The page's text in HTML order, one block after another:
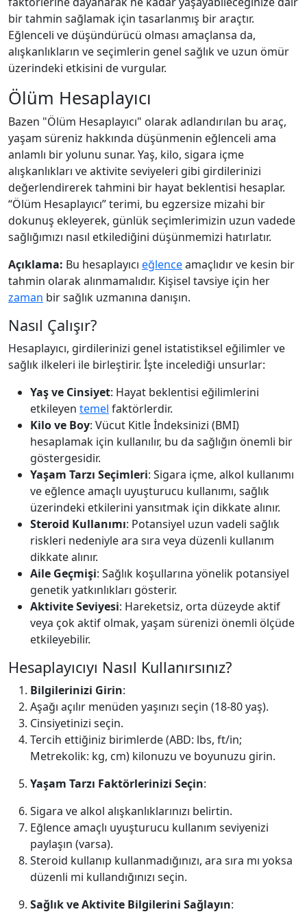
bir tahmin sağlamak için tasarlanmış bir araçtır.
Eğlenceli ve düşündürücü olması amaçlansa da,
alışkanlıkların ve seçimlerin genel sağlık ve uzun ömür
üzerindeki etkisini de vurgular.
Ölüm Hesaplayıcı
Bazen "Ölüm Hesaplayıcı" olarak adlandırılan bu araç,
yaşam süreniz hakkında düşünmenin eğlenceli ama
anlamlı bir yolunu sunar. Yaş, kilo, sigara içme
alışkanlıkları ve aktivite seviyeleri gibi girdilerinizi
değerlendirerek tahmini bir hayat beklentisi hesaplar.
“Ölüm Hesaplayıcı” terimi, bu egzersize mizahi bir
dokunuş ekleyerek, günlük seçimlerimizin uzun vadede
sağlığımızı nasıl etkilediğini düşünmemizi hatırlatır.
Açıklama: Bu hesaplayıcı eğlenceamaçlıdır ve kesin bir
tahmin olarak alınmamalıdır. Kişisel tavsiye için her
zaman bir sağlık uzmanına danışın.
Nasıl Çalışır?
Hesaplayıcı, girdilerinizi genel istatistiksel eğilimler ve
sağlık ilkeleri ile birleştirir. İşte incelediği unsurlar:
Yaş ve Cinsiyet: Hayat beklentisi eğilimlerini
etkileyen temel faktörlerdir.
Kilo ve Boy: Vücut Kitle İndeksinizi (BMI)
hesaplamak için kullanılır, bu da sağlığın önemli bir
göstergesidir.
Yaşam Tarzı Seçimleri: Sigara içme, alkol kullanımı
ve eğlence amaçlı uyuşturucu kullanımı, sağlık
üzerindeki etkilerini yansıtmak için dikkate alınır.
Steroid Kullanımı: Potansiyel uzun vadeli sağlık
riskleri nedeniyle ara sıra veya düzenli kullanım
dikkate alınır.
Aile Geçmişi: Sağlık koşullarına yönelik potansiyel
genetik yatkınlıkları gösterir.
Aktivite Seviyesi: Hareketsiz, orta düzeyde aktif
veya çok aktif olmak, yaşam sürenizi önemli ölçüde
etkileyebilir.
Hesaplayıcıyı Nasıl Kullanırsınız?
Bilgilerinizi Girin:
Aşağı açılır menüden yaşınızı seçin (18-80 yaş).
Cinsiyetinizi seçin.
Tercih ettiğiniz birimlerde (ABD: lbs, ft/in;
Metrekolik: kg, cm) kilonuzu ve boyunuzu girin.
Yaşam Tarzı Faktörlerinizi Seçin:
Sigara ve alkol alışkanlıklarınızı belirtin.
Eğlence amaçlı uyuşturucu kullanım seviyenizi
paylaşın (varsa).
Steroid kullanıp kullanmadığınızı, ara sıra mı yoksa
düzenli mi kullandığınızı seçin.
Sağlık ve Aktivite Bilgilerini Sağlayın: